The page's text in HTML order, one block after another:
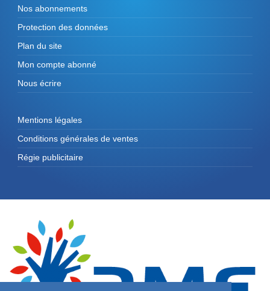
Nos abonnements
Protection des données
Plan du site
Mon compte abonné
Nous écrire
Mentions légales
Conditions générales de ventes
Régie publicitaire